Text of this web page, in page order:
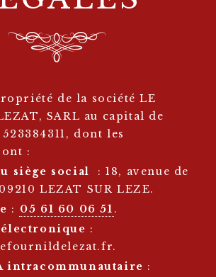
de la société LE
SARL au capital de
dont les
:
siège social
: 18, avenue de
LEZAT SUR LEZE.
: 05 61 60 06 51 .
:
intracommunautaire :